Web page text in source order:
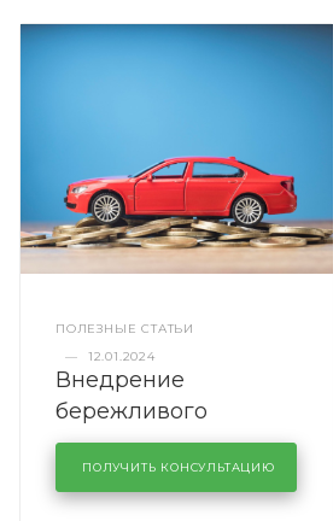
ПОЛЕЗНЫЕ СТАТЬИ
—
12.01.2024
Внедрение
бережливого
производства в
кузовном сервисе
KUTUZOVV
ПОЛУЧИТЬ КОНСУЛЬТАЦИЮ